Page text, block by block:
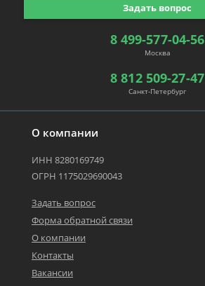
О компании
ИНН 8280169749
ОГРН 1175029690043
Задать вопрос
Форма обратной связи
О компании
Контакты
Вакансии
8 499-577-04-56
Москва
8 812 509-27-47
Санкт-Петербург
Задать вопрос